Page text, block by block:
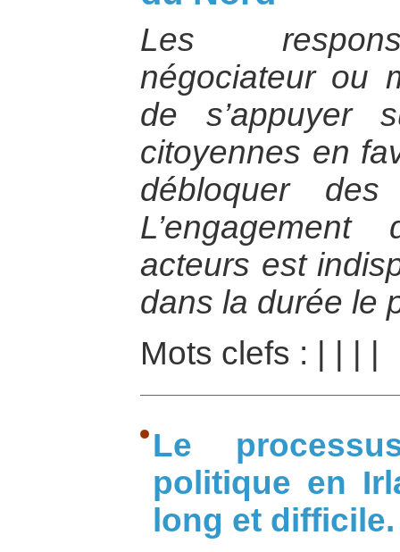
Les
négociateur ou
de s’appuyer
citoyennes en
débloquer des
acteurs est
dans la durée le
Mots clefs :
Le
politique en
long et difficile.